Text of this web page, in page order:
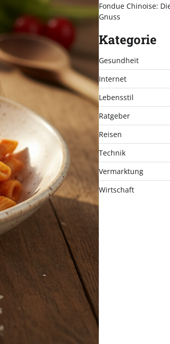
Fondue Chinoise:
Gnuss
Kategorie
Gesundheit
Internet
Lebensstil
Ratgeber
Reisen
Technik
Vermarktung
Wirtschaft